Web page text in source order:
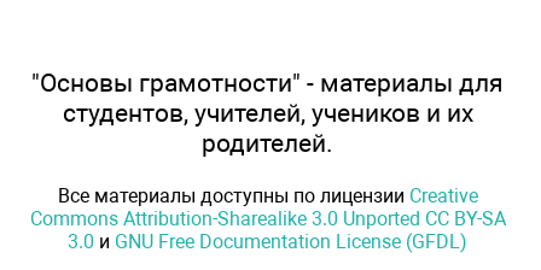
"Основы грамотности" - материалы для
студентов, учителей, учеников и их
родителей.
Все материалы доступны по лицензии Creative
Commons Attribution-Sharealike 3.0 Unported CC BY-SA
3.0 и GNU Free Documentation License (GFDL)